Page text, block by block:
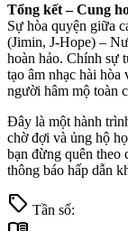
Tổng kết – Cung
Sự hòa quyện giữa
(Jimin, J-Hope) –
hoàn hảo. Chính sự
tạo âm nhạc hài hòa
người hâm mộ toàn
Đây là một hành
chờ đợi và ủng hộ
bạn đừng quên theo
thông báo hấp dẫn
sell Tần số: